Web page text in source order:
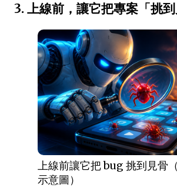
3. 上線前，讓它把專案「挑到
上線前讓它把 bug 挑到見骨
示意圖）